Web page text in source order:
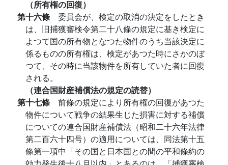
（所有権の回復）
第十六條 委員会が、検定の取消の決定をしたとき
は、旧捕獲審検令第二十八條の規定に基き検定に
よつて国の所有物となつた物件のうち当該決定に
係るものの所有権は、検定があつた時にさかのぼ
つて、その時に当該物件を所有していた者に回復
される。
（連合国財産補償法の規定の読替）
第十七條 前條の規定により所有権の回復があつた
物件について戦争の結果生じた損害に対する補償
についての連合国財産補償法（昭和二十六年法律
第二百六十四号）の適用については、同法第十五
條第一項中「その国と日本国との間の平和條約の